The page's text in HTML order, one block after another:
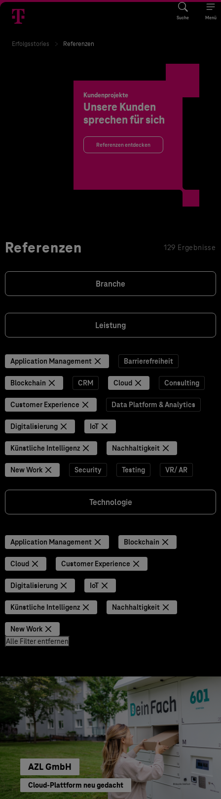
Suche Menü
Erfolgsstories Referenzen
Kundenprojekte
Unsere Kunden
sprechen für sich
Referenzen entdecken
Referenzen 129 Ergebnisse
Branche
Leistung
Application Management Barrierefreiheit
Blockchain CRM Cloud Consulting
Customer Experience Data Platform & Analytics
Digitalisierung IoT
Künstliche Intelligenz Nachhaltigkeit
New Work Security Testing VR/ AR
Technologie
Application Management Blockchain
Cloud Customer Experience
Digitalisierung IoT
Künstliche Intelligenz Nachhaltigkeit
New Work
Alle Filter entfernen
AZL GmbH
Cloud-Plattform neu gedacht